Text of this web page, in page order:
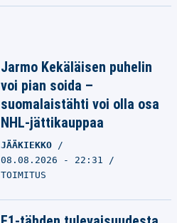
Jarmo Kekäläisen puhelin
voi pian soida –
suomalaistähti voi olla osa
NHL-jättikauppaa
JÄÄKIEKKO
08.08.2026 - 22:31
TOIMITUS